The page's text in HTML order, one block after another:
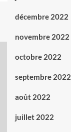
décembre 2022
novembre 2022
octobre 2022
septembre 2022
août 2022
juillet 2022